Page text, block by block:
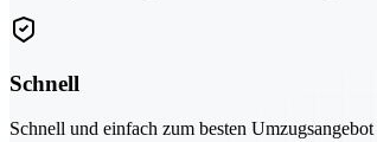
Schnell
Schnell und einfach zum besten Umzugsangebot